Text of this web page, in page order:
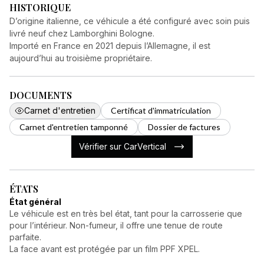
HISTORIQUE
D’origine italienne, ce véhicule a été configuré avec soin puis
livré neuf chez Lamborghini Bologne.
Importé en France en 2021 depuis l’Allemagne, il est
aujourd’hui au troisième propriétaire.
DOCUMENTS
Carnet d'entretien
Certificat d'immatriculation
Carnet d'entretien tamponné
Dossier de factures
Vérifier sur CarVertical
ÉTATS
État général
Le véhicule est en très bel état, tant pour la carrosserie que
pour l’intérieur. Non-fumeur, il offre une tenue de route
parfaite.
La face avant est protégée par un film PPF XPEL.